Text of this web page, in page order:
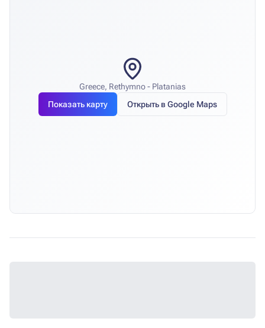
Greece, Rethymno - Platanias
Показать карту
Открыть в Google Maps